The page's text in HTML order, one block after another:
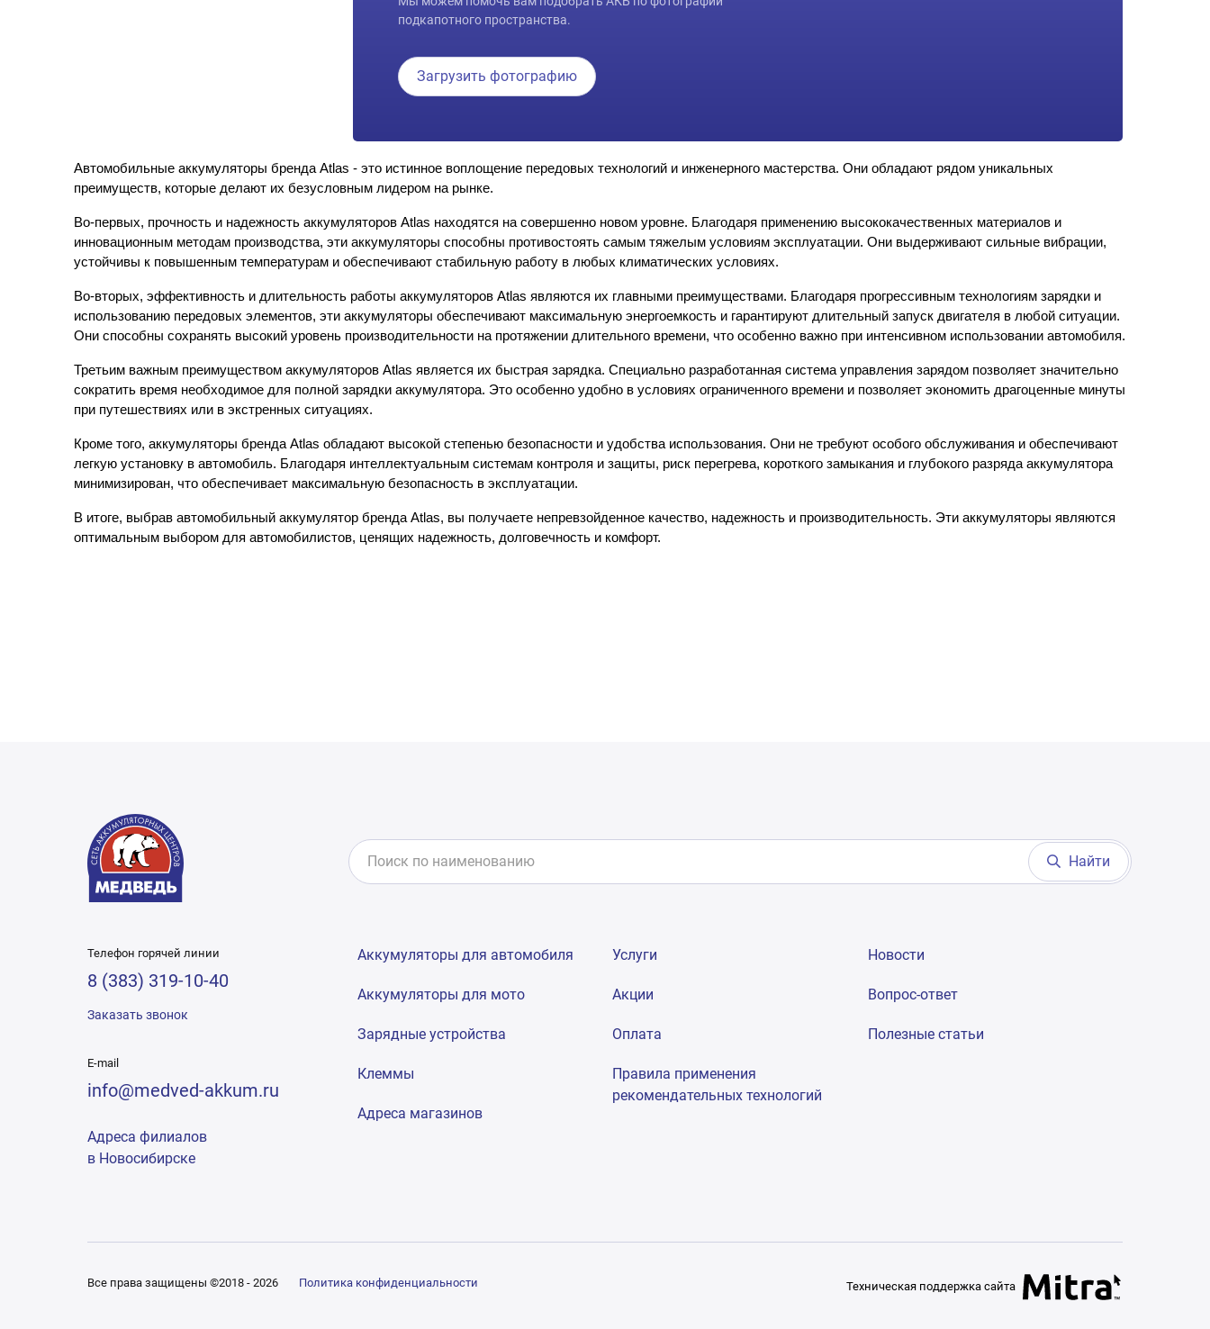
подкапотного пространства.
Загрузить фотографию
Автомобильные аккумуляторы бренда Atlas - это истинное воплощение передовых технологий и инженерного мастерства. Они обладают рядом уникальных
преимуществ, которые делают их безусловным лидером на рынке.
Во-первых, прочность и надежность аккумуляторов Atlas находятся на совершенно новом уровне. Благодаря применению высококачественных материалов и
инновационным методам производства, эти аккумуляторы способны противостоять самым тяжелым условиям эксплуатации. Они выдерживают сильные вибрации,
устойчивы к повышенным температурам и обеспечивают стабильную работу в любых климатических условиях.
Во-вторых, эффективность и длительность работы аккумуляторов Atlas являются их главными преимуществами. Благодаря прогрессивным технологиям зарядки и
использованию передовых элементов, эти аккумуляторы обеспечивают максимальную энергоемкость и гарантируют длительный запуск двигателя в любой ситуации.
Они способны сохранять высокий уровень производительности на протяжении длительного времени, что особенно важно при интенсивном использовании автомобиля.
Третьим важным преимуществом аккумуляторов Atlas является их быстрая зарядка. Специально разработанная система управления зарядом позволяет значительно
сократить время необходимое для полной зарядки аккумулятора. Это особенно удобно в условиях ограниченного времени и позволяет экономить драгоценные минуты
при путешествиях или в экстренных ситуациях.
Кроме того, аккумуляторы бренда Atlas обладают высокой степенью безопасности и удобства использования. Они не требуют особого обслуживания и обеспечивают
легкую установку в автомобиль. Благодаря интеллектуальным системам контроля и защиты, риск перегрева, короткого замыкания и глубокого разряда аккумулятора
минимизирован, что обеспечивает максимальную безопасность в эксплуатации.
В итоге, выбрав автомобильный аккумулятор бренда Atlas, вы получаете непревзойденное качество, надежность и производительность. Эти аккумуляторы являются
оптимальным выбором для автомобилистов, ценящих надежность, долговечность и комфорт.
Найти
Телефон горячей линии
8 (383) 319-10-40
Заказать звонок
E-mail
info@medved-akkum.ru
Адреса филиалов
в Новосибирске
Аккумуляторы для автомобиля
Аккумуляторы для мото
Зарядные устройства
Клеммы
Адреса магазинов
Услуги
Акции
Оплата
Правила применения
рекомендательных технологий
Новости
Вопрос-ответ
Полезные статьи
Все права защищены ©2018 - 2026 Политика конфиденциальности Техническая поддержка сайта